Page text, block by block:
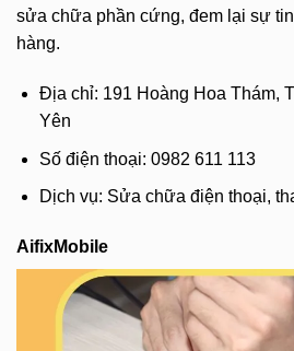
sửa chữa phần cứng, đem lại sự
hàng.
Địa chỉ: 191 Hoàng Hoa Thám,
Yên
Số điện thoại: 0982 611 113
Dịch vụ: Sửa chữa điện thoại,
AifixMobile